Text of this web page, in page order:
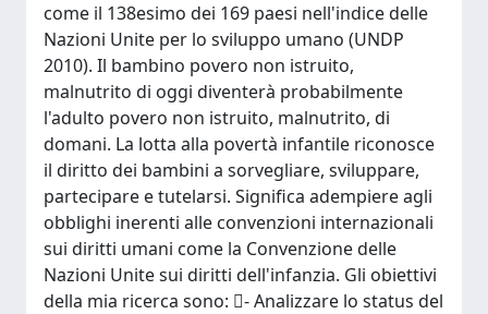
come il 138esimo dei 169 paesi nell'indice delle
Nazioni Unite per lo sviluppo umano (UNDP
2010). Il bambino povero non istruito,
malnutrito di oggi diventerà probabilmente
l'adulto povero non istruito, malnutrito, di
domani. La lotta alla povertà infantile riconosce
il diritto dei bambini a sorvegliare, sviluppare,
partecipare e tutelarsi. Significa adempiere agli
obblighi inerenti alle convenzioni internazionali
sui diritti umani come la Convenzione delle
Nazioni Unite sui diritti dell'infanzia. Gli obiettivi
della mia ricerca sono: - Analizzare lo status del